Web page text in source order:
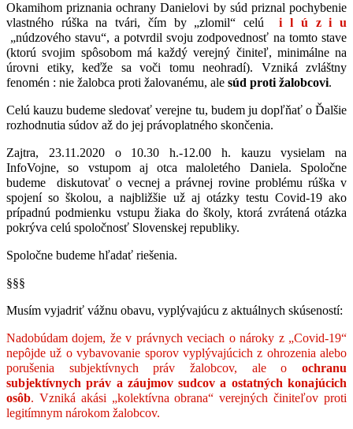
Okamihom priznania ochrany Danielovi by súd priznal pochybenie
vlastného rúška na tvári, čím by „zlomil“ celú
i l ú z i u
„núdzového stavu“, a potvrdil svoju zodpovednosť na tomto stave
(ktorú svojim spôsobom má každý verejný činiteľ, minimálne na
úrovni etiky, keďže sa voči tomu neohradí). Vzniká zvláštny
fenomén : nie žalobca proti žalovanému, ale súd proti žalobcovi.
Celú kauzu budeme sledovať verejne tu, budem ju dopľňať o Ďalšie
rozhodnutia súdov až do jej právoplatného skončenia.
Zajtra, 23.11.2020 o 10.30 h.-12.00 h. kauzu vysielam na
InfoVojne, so vstupom aj otca maloletého Daniela. Spoločne
budeme diskutovať o vecnej a právnej rovine problému rúška v
spojení so školou, a najbližšie už aj otázky testu Covid-19 ako
prípadnú podmienku vstupu žiaka do školy, ktorá zvrátená otázka
pokrýva celú spoločnosť Slovenskej republiky.
Spoločne budeme hľadať riešenia.
§§§
Musím vyjadriť vážnu obavu, vyplývajúcu z aktuálnych skúseností:
Nadobúdam dojem, že v právnych veciach o nároky z „Covid-19“
nepôjde už o vybavovanie sporov vyplývajúcich z ohrozenia alebo
porušenia subjektívnych práv žalobcov, ale o ochranu
subjektívnych práv a záujmov sudcov a ostatných konajúcich
osôb. Vzniká akási „kolektívna obrana“ verejných činiteľov proti
legitímnym nárokom žalobcov.